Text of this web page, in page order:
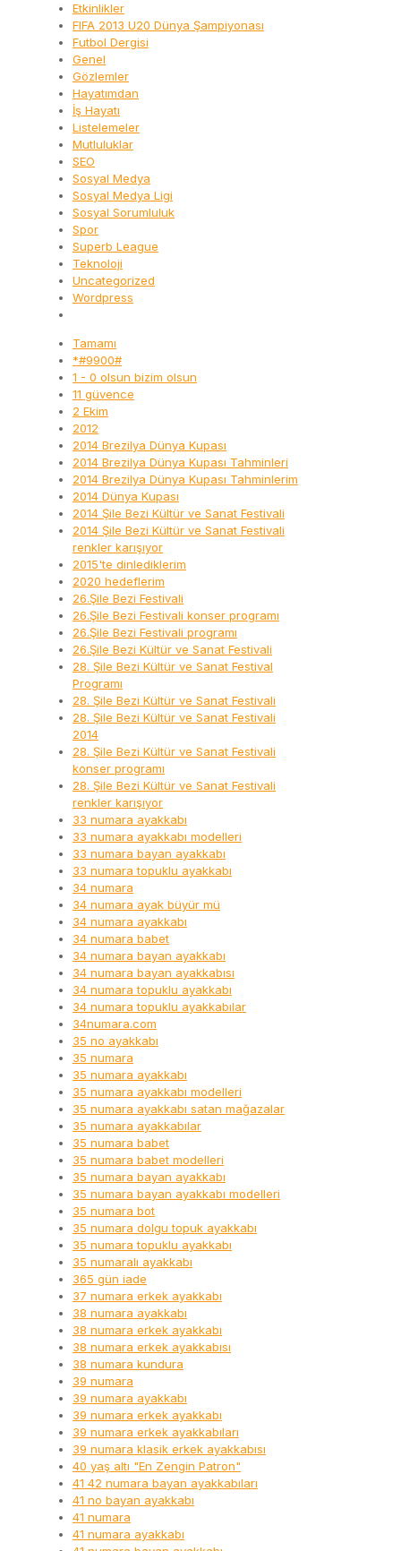
Etkinlikler
FIFA 2013 U20 Dünya Şampiyonası
Futbol Dergisi
Genel
Gözlemler
Hayatımdan
İş Hayatı
Listelemeler
Mutluluklar
SEO
Sosyal Medya
Sosyal Medya Ligi
Sosyal Sorumluluk
Spor
Superb League
Teknoloji
Uncategorized
Wordpress
Tamamı
*#9900#
1 - 0 olsun bizim olsun
11 güvence
2 Ekim
2012
2014 Brezilya Dünya Kupası
2014 Brezilya Dünya Kupası Tahminleri
2014 Brezilya Dünya Kupası Tahminlerim
2014 Dünya Kupası
2014 Şile Bezi Kültür ve Sanat Festivali
2014 Şile Bezi Kültür ve Sanat Festivali
renkler karışıyor
2015'te dinlediklerim
2020 hedeflerim
26.Şile Bezi Festivali
26.Şile Bezi Festivali konser programı
26.Şile Bezi Festivali programı
26.Şile Bezi Kültür ve Sanat Festivali
28. Şile Bezi Kültür ve Sanat Festival
Programı
28. Şile Bezi Kültür ve Sanat Festivali
28. Şile Bezi Kültür ve Sanat Festivali
2014
28. Şile Bezi Kültür ve Sanat Festivali
konser programı
28. Şile Bezi Kültür ve Sanat Festivali
renkler karışıyor
33 numara ayakkabı
33 numara ayakkabı modelleri
33 numara bayan ayakkabı
33 numara topuklu ayakkabı
34 numara
34 numara ayak büyür mü
34 numara ayakkabı
34 numara babet
34 numara bayan ayakkabı
34 numara bayan ayakkabısı
34 numara topuklu ayakkabı
34 numara topuklu ayakkabılar
34numara.com
35 no ayakkabı
35 numara
35 numara ayakkabı
35 numara ayakkabı modelleri
35 numara ayakkabı satan mağazalar
35 numara ayakkabılar
35 numara babet
35 numara babet modelleri
35 numara bayan ayakkabı
35 numara bayan ayakkabı modelleri
35 numara bot
35 numara dolgu topuk ayakkabı
35 numara topuklu ayakkabı
35 numaralı ayakkabı
365 gün iade
37 numara erkek ayakkabı
38 numara ayakkabı
38 numara erkek ayakkabı
38 numara erkek ayakkabısı
38 numara kundura
39 numara
39 numara ayakkabı
39 numara erkek ayakkabı
39 numara erkek ayakkabıları
39 numara klasik erkek ayakkabısı
40 yaş altı "En Zengin Patron"
41 42 numara bayan ayakkabıları
41 no bayan ayakkabı
41 numara
41 numara ayakkabı